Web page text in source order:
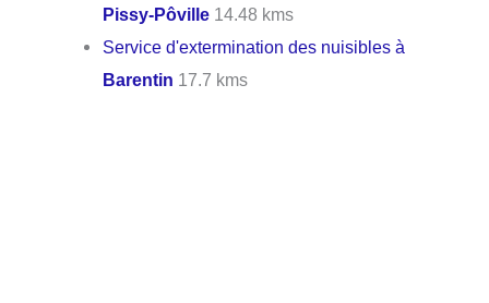
Pissy-Pôville 14.48 kms
Service d'extermination des nuisibles à
Barentin 17.7 kms